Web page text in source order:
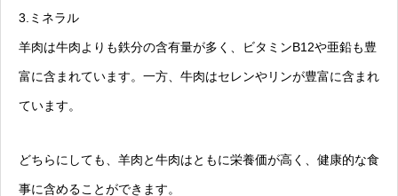
3.ミネラル
羊肉は牛肉よりも鉄分の含有量が多く、ビタミンB12や亜鉛も豊
富に含まれています。一方、牛肉はセレンやリンが豊富に含まれ
ています。
どちらにしても、羊肉と牛肉はともに栄養価が高く、健康的な食
事に含めることができます。